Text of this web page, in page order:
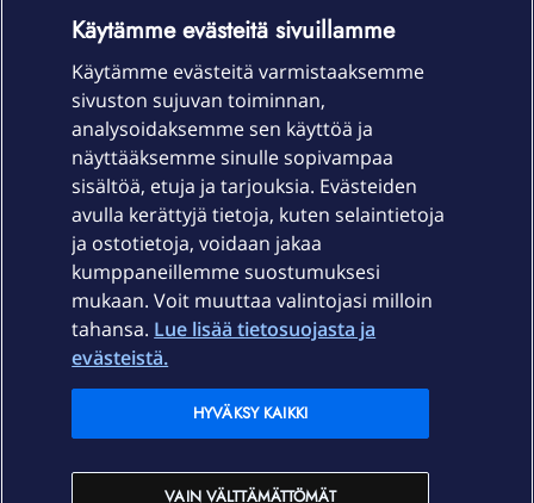
Laitteet & liittymät
Palvelut
Ajankohtaista
Elisa Oyj
In English
Käytämme evästeitä sivuillamme
Käytämme evästeitä varmistaaksemme
sivuston sujuvan toiminnan,
analysoidaksemme sen käyttöä ja
näyttääksemme sinulle sopivampaa
sisältöä, etuja ja tarjouksia. Evästeiden
avulla kerättyjä tietoja, kuten selaintietoja
ja ostotietoja, voidaan jakaa
kumppaneillemme suostumuksesi
mukaan. Voit muuttaa valintojasi milloin
tahansa. Lue lisää tietosuojasta ja
evästeistä.
VAIN VÄLTTÄMÄTTÖMÄT
HYVÄKSY KAIKKI